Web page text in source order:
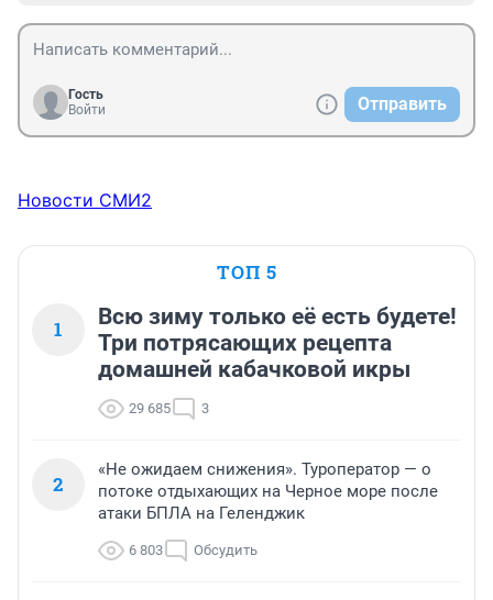
Гость
Войти
Отправить
Новости СМИ2
ТОП 5
1
Всю зиму только её есть будете!
Три потрясающих рецепта
домашней кабачковой икры
29 685 3
2
«Не ожидаем снижения». Туроператор — о
потоке отдыхающих на Черное море после
атаки БПЛА на Геленджик
6 803 Обсудить